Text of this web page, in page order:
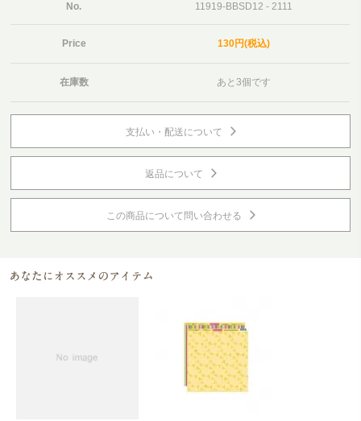
No. 11919-BBSD12 - 2111
Price 130円(税込)
在庫数 あと3個です
支払い・配送について
返品について
この商品について問い合わせる